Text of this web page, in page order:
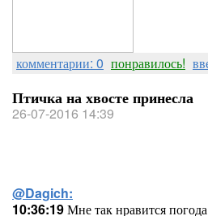
комментарии: 0 понравилось!
Птичка на хвосте принесла
26-07-2016 14:39
@Dagich:
10:36:19Мне так нравится